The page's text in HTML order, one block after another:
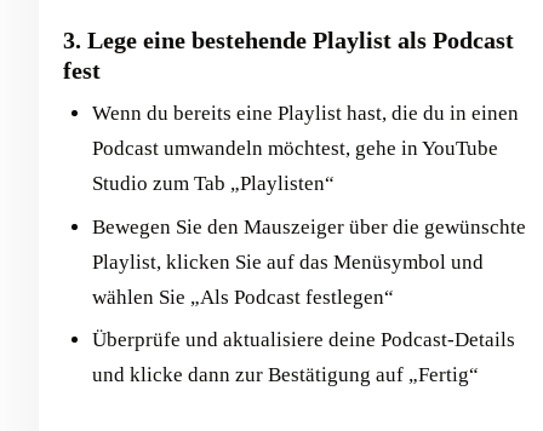
3. Lege eine bestehende Playlist als Podcast
fest
Wenn du bereits eine Playlist hast, die du in einen
Podcast umwandeln möchtest, gehe in YouTube
Studio zum Tab „Playlisten“
Bewegen Sie den Mauszeiger über die gewünschte
Playlist, klicken Sie auf das Menüsymbol und
wählen Sie „Als Podcast festlegen“
Überprüfe und aktualisiere deine Podcast-Details
und klicke dann zur Bestätigung auf „Fertig“